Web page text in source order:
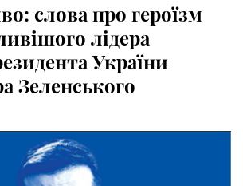
слова про героїзм
лідера
України
Зеленського